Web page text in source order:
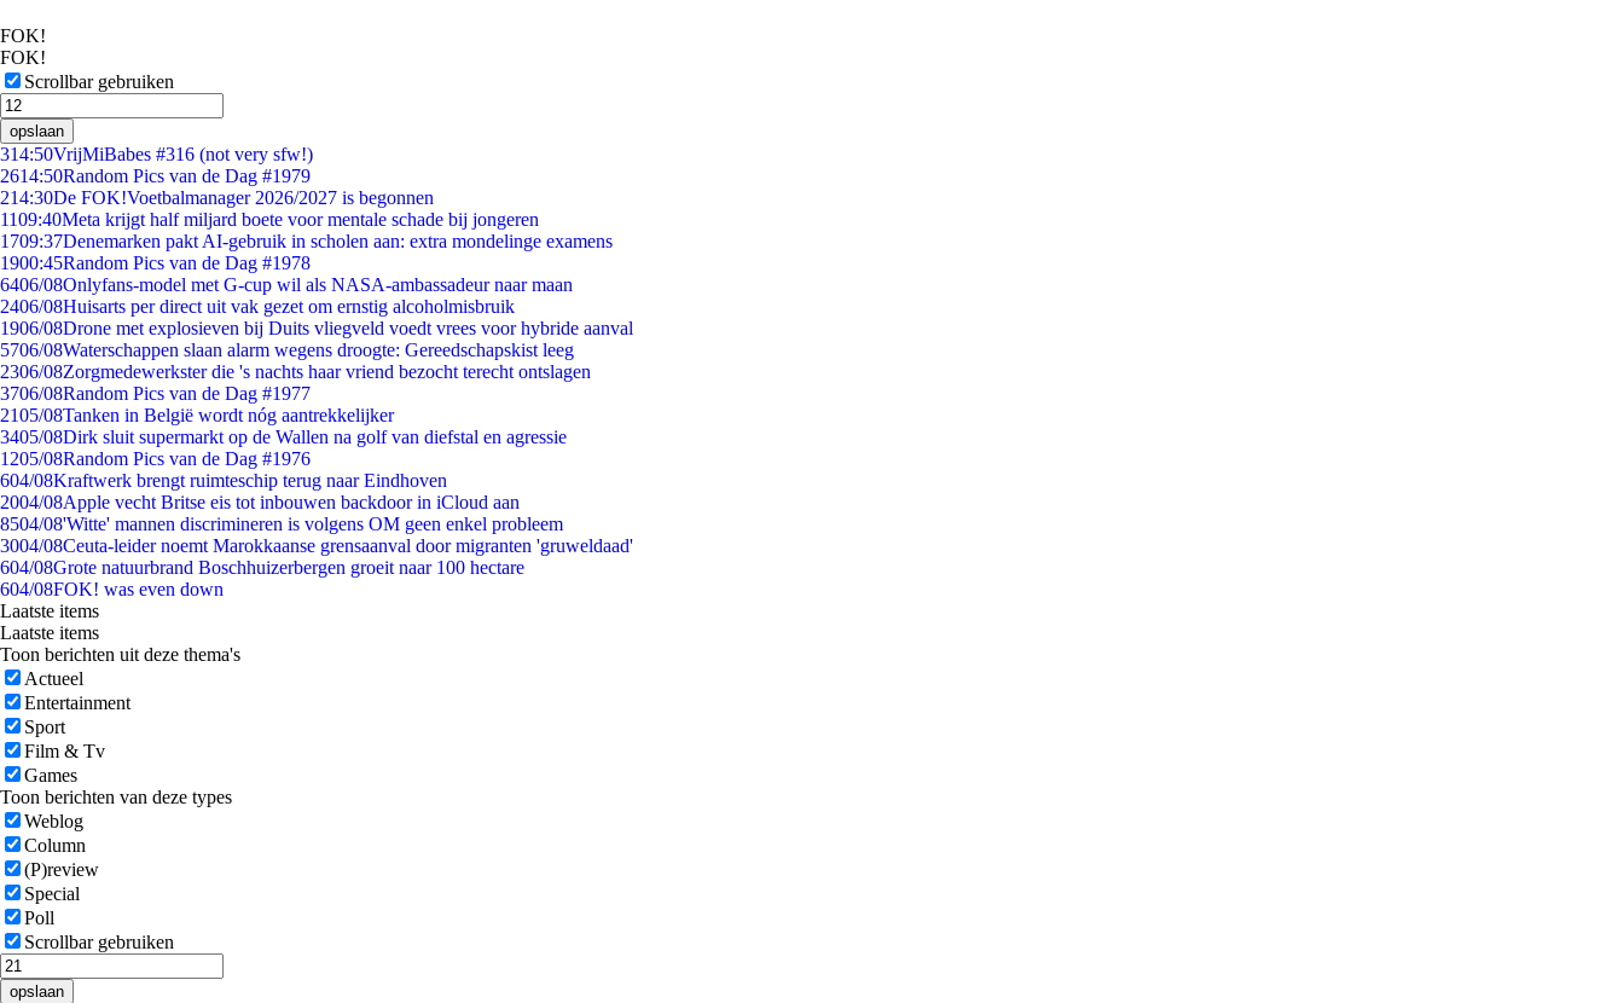
FOK!
FOK!
Scrollbar gebruiken
opslaan
314:50VrijMiBabes #316 (not very sfw!)
2614:50Random Pics van de Dag #1979
214:30De FOK!Voetbalmanager 2026/2027 is begonnen
1109:40Meta krijgt half miljard boete voor mentale schade bij jongeren
1709:37Denemarken pakt AI-gebruik in scholen aan: extra mondelinge examens
1900:45Random Pics van de Dag #1978
6406/08Onlyfans-model met G-cup wil als NASA-ambassadeur naar maan
2406/08Huisarts per direct uit vak gezet om ernstig alcoholmisbruik
1906/08Drone met explosieven bij Duits vliegveld voedt vrees voor hybride aanval
5706/08Waterschappen slaan alarm wegens droogte: Gereedschapskist leeg
2306/08Zorgmedewerkster die 's nachts haar vriend bezocht terecht ontslagen
3706/08Random Pics van de Dag #1977
2105/08Tanken in België wordt nóg aantrekkelijker
3405/08Dirk sluit supermarkt op de Wallen na golf van diefstal en agressie
1205/08Random Pics van de Dag #1976
604/08Kraftwerk brengt ruimteschip terug naar Eindhoven
2004/08Apple vecht Britse eis tot inbouwen backdoor in iCloud aan
8504/08'Witte' mannen discrimineren is volgens OM geen enkel probleem
3004/08Ceuta-leider noemt Marokkaanse grensaanval door migranten 'gruweldaad'
604/08Grote natuurbrand Boschhuizerbergen groeit naar 100 hectare
604/08FOK! was even down
Laatste items
Laatste items
Toon berichten uit deze thema's
Actueel
Entertainment
Sport
Film & Tv
Games
Toon berichten van deze types
Weblog
Column
(P)review
Special
Poll
Scrollbar gebruiken
opslaan